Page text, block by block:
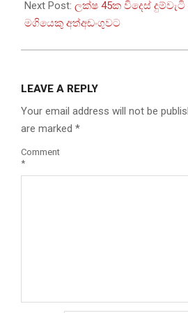
Next Post: ලක්ෂ 45ක විදෙස්
මගියෙකු අත්අඩංගුවට
LEAVE A REPLY
Your email address will not be
are marked *
Comment
*